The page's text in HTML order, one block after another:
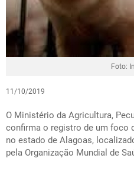
Foto:
11/10/2019
O Ministério da Agricultura,
confirma o registro de um foco
no estado de Alagoas,
pela Organização Mundial de